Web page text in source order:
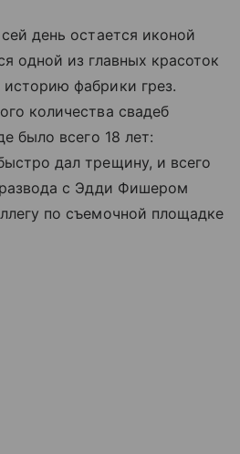
день остается иконой
одной из главных красоток
фабрики грез.
количества свадеб
было всего 18 лет:
дал трещину, и всего
с Эдди Фишером
по съемочной площадке